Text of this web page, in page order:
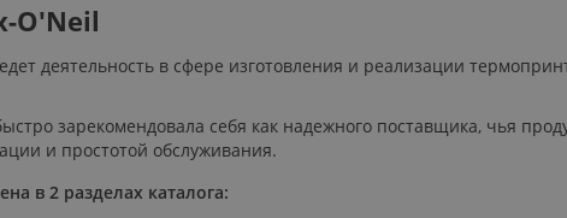
O'Neil
деятельность в сфере изготовления и реализации
зарекомендовала себя как надежного поставщика, чья
и простотой обслуживания.
в 2 разделах каталога: